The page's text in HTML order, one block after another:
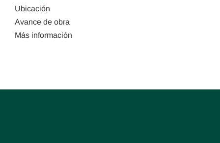
Ubicación
Avance de obra
Más información